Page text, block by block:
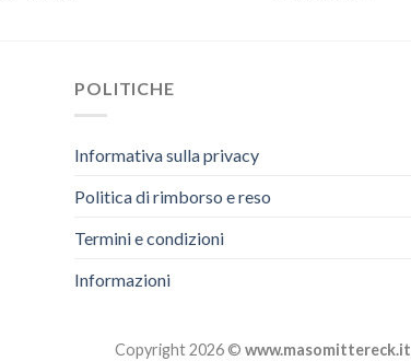
POLITICHE
Informativa sulla privacy
Politica di rimborso e reso
Termini e condizioni
Informazioni
Copyright 2026 © www.masomittereck.it